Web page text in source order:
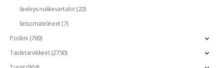
Seeleys nukkevartalot(22)
Seisomatelineet(7)
Posliini (769)
Taidetarvikkeet(2750)